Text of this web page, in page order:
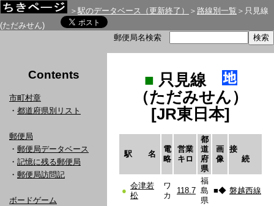
＞ 駅のデータベース（更新終了） ＞ 路線別一覧 ＞只見線
(ただみせん)
郵便局名検索
Contents
市町村章
・ 都道府県別リスト
郵便局
・ 郵便局データベース
・ 記憶に残る郵便局
・ 郵便局訪問記
ボードゲーム
■ 只見線
（ただみせん）
[JR東日本]
駅 名
電
略
営業
キロ
都
道
府
県
画
像
接
続
●
会津若
松
ワ
カ
118.7
福
島
県
■◆ 磐越西線